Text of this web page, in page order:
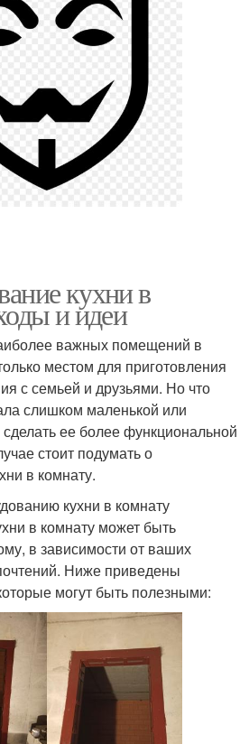
кухни в
и идеи
важных помещений в
местом для приготовления
с семьей и друзьями. Но что
слишком маленькой или
ее более функциональной
стоит подумать о
в комнату.
кухни в комнату
в комнату может быть
в зависимости от ваших
Ниже приведены
могут быть полезными: